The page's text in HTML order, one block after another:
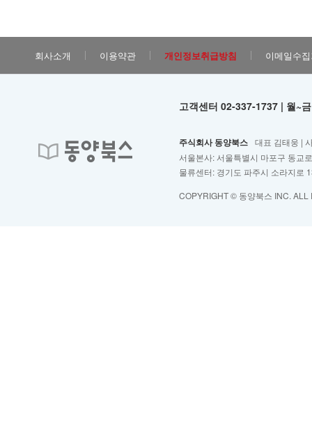
회사소개 이용약관 개인정보취급방침 이메일수
고객센터 02-337-1737 | 월~
주식회사 동양북스 대표 김태웅 |
서울본사: 서울특별시 마포구 동교
물류센터: 경기도 파주시 소라지로
COPYRIGHT © 동양북스 INC. ALL